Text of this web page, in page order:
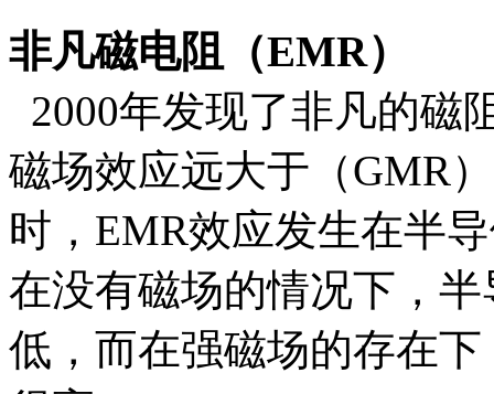
非凡磁电阻（EMR）
2000年发现了非凡的磁
磁场效应远大于（GMR
时，EMR效应发生在半
在没有磁场的情况下，
低，而在强磁场的存在